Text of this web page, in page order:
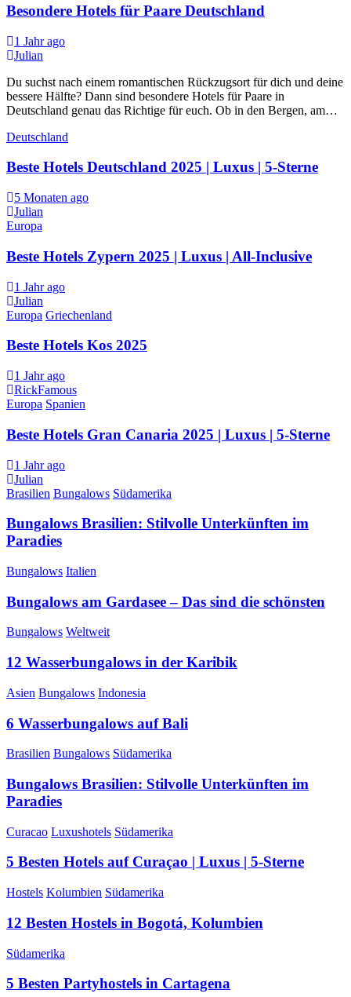
Besondere Hotels für Paare Deutschland
1 Jahr ago
Julian
Du suchst nach einem romantischen Rückzugsort für dich und deine
bessere Hälfte? Dann sind besondere Hotels für Paare in
Deutschland genau das Richtige für euch. Ob in den Bergen, am…
Deutschland
Beste Hotels Deutschland 2025 | Luxus | 5-Sterne
5 Monaten ago
Julian
Europa
Beste Hotels Zypern 2025 | Luxus | All-Inclusive
1 Jahr ago
Julian
Europa Griechenland
Beste Hotels Kos 2025
1 Jahr ago
RickFamous
Europa Spanien
Beste Hotels Gran Canaria 2025 | Luxus | 5-Sterne
1 Jahr ago
Julian
Brasilien Bungalows Südamerika
Bungalows Brasilien: Stilvolle Unterkünften im
Paradies
Bungalows Italien
Bungalows am Gardasee – Das sind die schönsten
Bungalows Weltweit
12 Wasserbungalows in der Karibik
Asien Bungalows Indonesia
6 Wasserbungalows auf Bali
Brasilien Bungalows Südamerika
Bungalows Brasilien: Stilvolle Unterkünften im
Paradies
Curacao Luxushotels Südamerika
5 Besten Hotels auf Curaçao | Luxus | 5-Sterne
Hostels Kolumbien Südamerika
12 Besten Hostels in Bogotá, Kolumbien
Südamerika
5 Besten Partyhostels in Cartagena